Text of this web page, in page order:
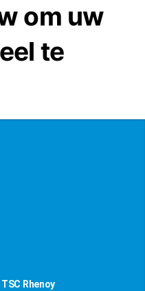
om uw
te
TSC Rhenoy